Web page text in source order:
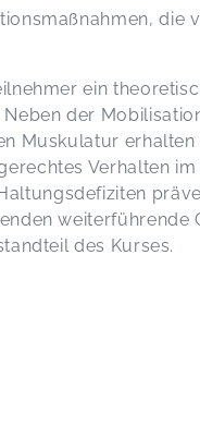
die
ein
der
Muskulatur
Verhalten im
weiterführende
des Kurses.